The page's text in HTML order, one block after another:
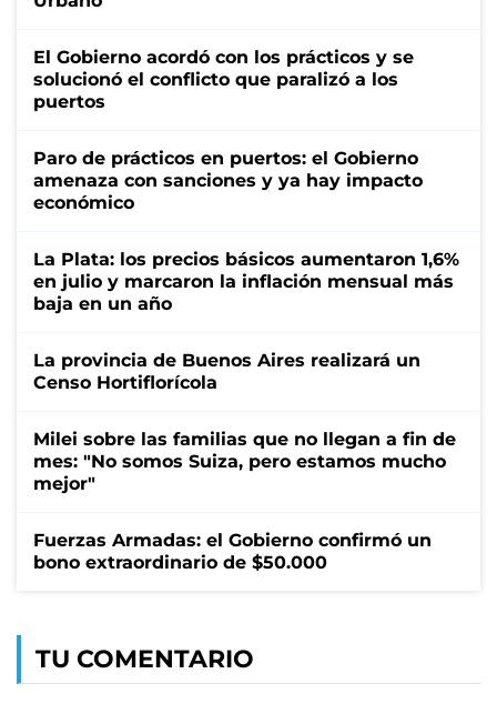
El Gobierno acordó con los prácticos y se
solucionó el conflicto que paralizó a los
puertos
Paro de prácticos en puertos: el Gobierno
amenaza con sanciones y ya hay impacto
económico
La Plata: los precios básicos aumentaron 1,6%
en julio y marcaron la inflación mensual más
baja en un año
La provincia de Buenos Aires realizará un
Censo Hortiflorícola
Milei sobre las familias que no llegan a fin de
mes: "No somos Suiza, pero estamos mucho
mejor"
Fuerzas Armadas: el Gobierno confirmó un
bono extraordinario de $50.000
TU COMENTARIO